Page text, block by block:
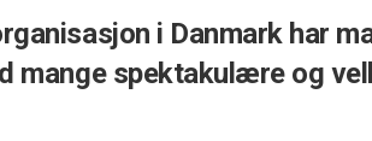
i Danmark har
mange spektakulære og